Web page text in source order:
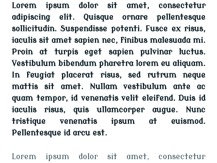
Lorem ipsum dolor sit amet, consectetur
adipiscing elit. Quisque ornare pellentesque
sollicitudin. Suspendisse potenti. Fusce ex risus,
iaculis sit amet sapien nec, finibus malesuada mi.
Proin at turpis eget sapien pulvinar luctus.
Vestibulum bibendum pharetra lorem eu aliquam.
In feugiat placerat risus, sed rutrum neque
mattis sit amet. Nullam vestibulum ante ac
quam tempor, id venenatis velit eleifend. Duis id
iaculis risus, quis ullamcorper augue. Nunc
tristique venenatis ipsum at euismod.
Pellentesque id arcu est.
Lorem ipsum dolor sit amet, consectetur